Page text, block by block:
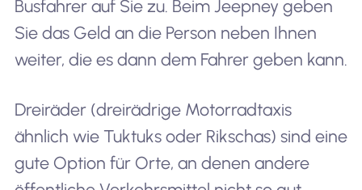
Busfahrer auf Sie zu. Beim Jeepney geben
Sie das Geld an die Person neben Ihnen
weiter, die es dann dem Fahrer geben kann.
Dreiräder (dreirädrige Motorradtaxis
ähnlich wie Tuktuks oder Rikschas) sind eine
gute Option für Orte, an denen andere